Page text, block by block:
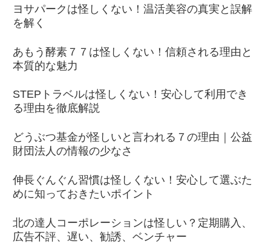
ヨサパークは怪しくない！温活美容の真実と誤解
を解く
あもう酵素７７は怪しくない！信頼される理由と
本質的な魅力
STEPトラベルは怪しくない！安心して利用でき
る理由を徹底解説
どうぶつ基金が怪しいと言われる７の理由｜公益
財団法人の情報の少なさ
伸長ぐんぐん習慣は怪しくない！安心して選ぶた
めに知っておきたいポイント
北の達人コーポレーションは怪しい？定期購入、
広告不評、遅い、勧誘、ベンチャー